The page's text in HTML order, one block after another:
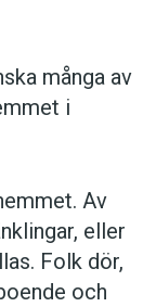
många av
i
Av
eller
Folk dör,
och